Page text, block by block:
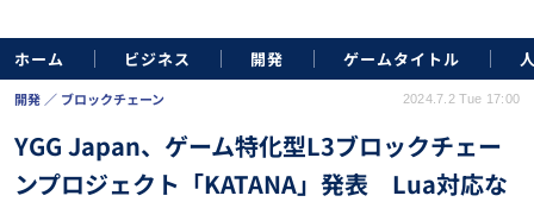
ホーム ビジネス 開発 ゲームタイトル
YGG Japan、ゲーム特化型L3ブロックチェー
ンプロジェクト「KATANA」発表 Lua対応な
開発 ブロックチェーン 2024.7.2 Tue 17:00